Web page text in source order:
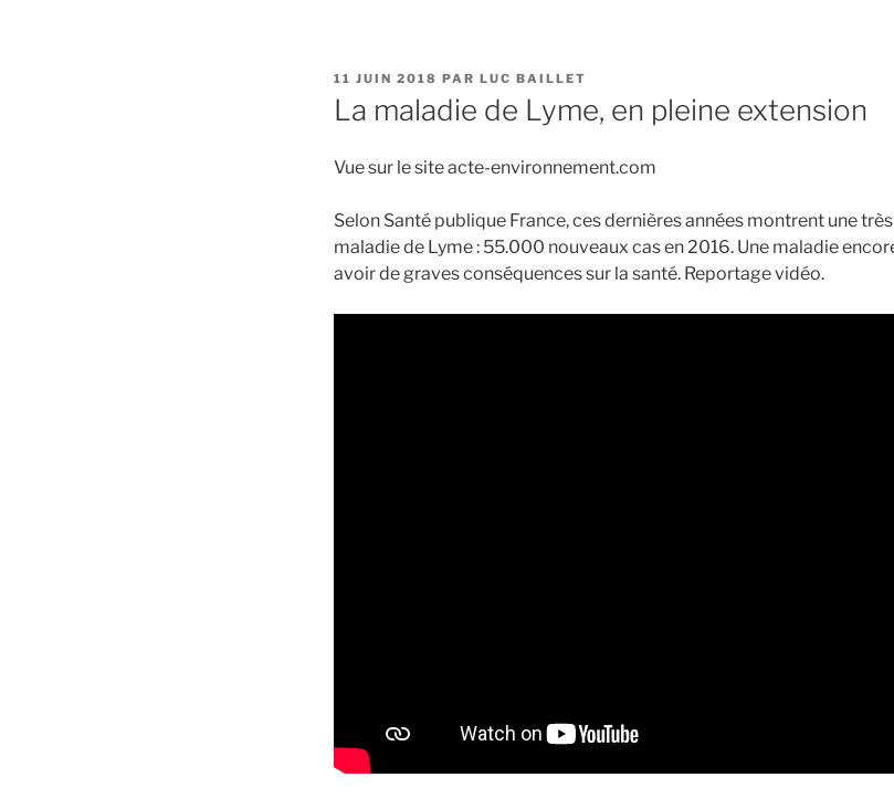
PUBLIÉ
LE
11 JUIN 2018 PAR LUC BAILLET
La maladie de Lyme, en pleine extension
Vue sur le site acte-environnement.com
Selon Santé publique France, ces dernières années montrent une
maladie de Lyme : 55.000 nouveaux cas en 2016. Une maladie
avoir de graves conséquences sur la santé. Reportage vidéo.